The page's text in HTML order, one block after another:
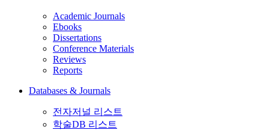
Academic Journals
Ebooks
Dissertations
Conference Materials
Reviews
Reports
Databases & Journals
전자저널 리스트
학술DB 리스트